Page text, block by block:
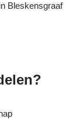
Bleskensgraaf